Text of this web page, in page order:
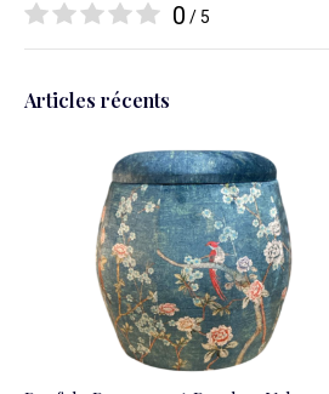
0 / 5
Articles récents